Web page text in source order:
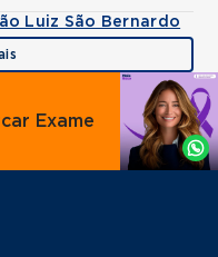
Luiz São Bernardo
Agende
por
Whatsapp
Exame